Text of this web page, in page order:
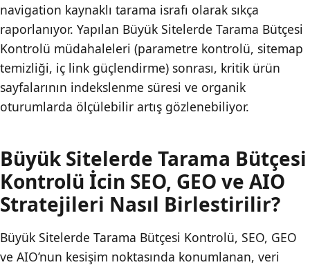
navigation kaynaklı tarama israfı olarak sıkça
raporlanıyor. Yapılan Büyük Sitelerde Tarama Bütçesi
Kontrolü müdahaleleri (parametre kontrolü, sitemap
temizliği, iç link güçlendirme) sonrası, kritik ürün
sayfalarının indekslenme süresi ve organik
oturumlarda ölçülebilir artış gözlenebiliyor.
Büyük Sitelerde Tarama Bütçesi
Kontrolü İcin SEO, GEO ve AIO
Stratejileri Nasıl Birlestirilir?
Büyük Sitelerde Tarama Bütçesi Kontrolü, SEO, GEO
ve AIO’nun kesişim noktasında konumlanan, veri